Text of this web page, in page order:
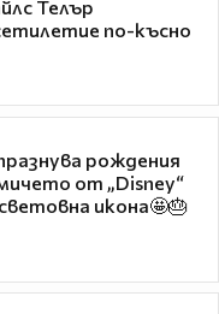
Телър
по-късно
рождения
от „Disney“
икона🤩🎂